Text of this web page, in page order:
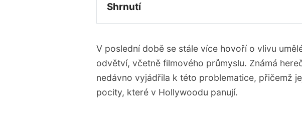
Shrnutí
Natalie Portman vyjadřuje smíšené pocity
V Hollywoodu panují rozdílné názory na
filmovém průmyslu.
Regulace v oblasti scénářů a herectví se
kreativitu před AI.
V poslední době se stále více hovoří o vlivu
odvětví, včetně filmového průmyslu. Známá
nedávno vyjádřila k této problematice, přičemž
pocity, které v Hollywoodu panují.